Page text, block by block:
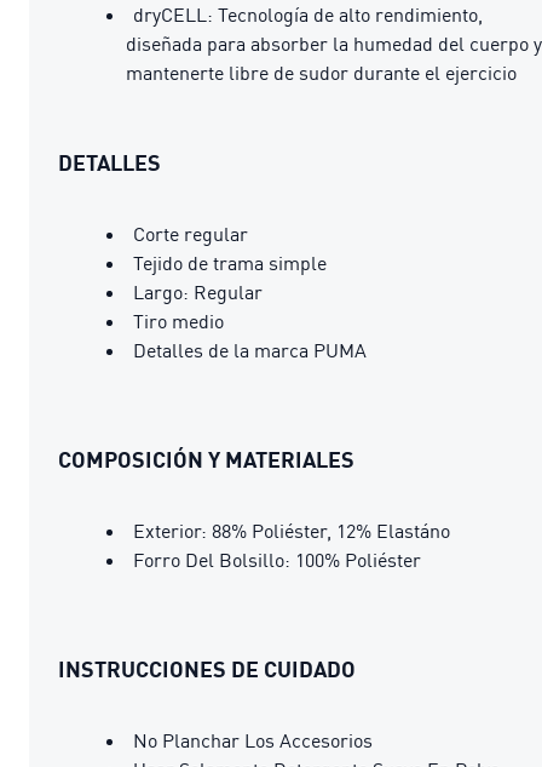
dryCELL: Tecnología de alto rendimiento,
diseñada para absorber la humedad del cuerpo y
mantenerte libre de sudor durante el ejercicio
DETALLES
Corte regular
Tejido de trama simple
Largo: Regular
Tiro medio
Detalles de la marca PUMA
COMPOSICIÓN Y MATERIALES
Exterior: 88% Poliéster, 12% Elastáno
Forro Del Bolsillo: 100% Poliéster
INSTRUCCIONES DE CUIDADO
No Planchar Los Accesorios